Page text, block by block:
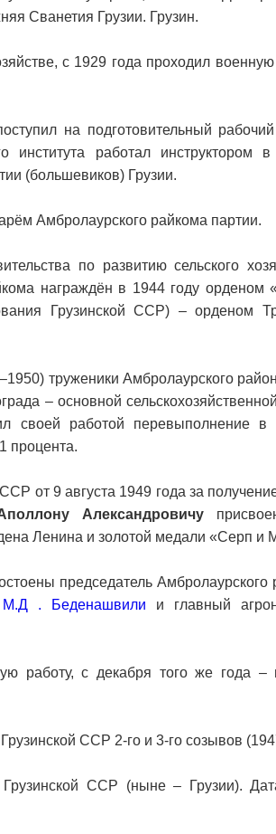
Сванетия Грузии. Грузин.
с 1929 года проходил
на подготовительный рабочий
института работал инструктором в
(большевиков) Грузии.
Амбролаурского райкома партии.
по развитию сельского
награждён в 1944 году орденом
Грузинской ССР) – орденом
труженики Амбролаурского
– основной
своей работой перевыполнение
процента.
от 9 августа 1949 года за
Александровичу
Ленина и золотой медали «Серп и
председатель Амбролаурского
М.Д . Беденашвили и главный
работу, с декабря того же года –
ССР 2-го и 3-го созывов
ССР (ныне – Грузии).